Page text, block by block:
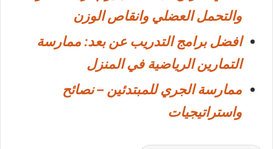
والتحمل العضلي وانقاص الوزن
افضل برامج التدريب عن بعد: ممارسة
التمارين الرياضية في المنزل
ممارسة الجري للمبتدئين – نصائح
واستراتيجيات